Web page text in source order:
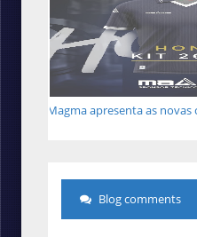
Magma apresenta as novas
Blog comments